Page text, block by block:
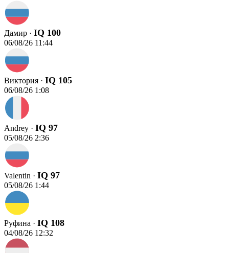
Дамир · IQ 100
06/08/26 11:44
Виктория · IQ 105
06/08/26 1:08
Andrey · IQ 97
05/08/26 2:36
Valentin · IQ 97
05/08/26 1:44
Руфина · IQ 108
04/08/26 12:32